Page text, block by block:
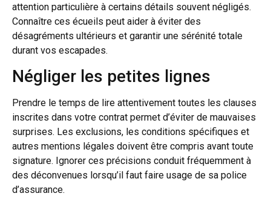
attention particulière à certains détails souvent négligés.
Connaître ces écueils peut aider à éviter des
désagréments ultérieurs et garantir une sérénité totale
durant vos escapades.
Négliger les petites lignes
Prendre le temps de lire attentivement toutes les clauses
inscrites dans votre contrat permet d’éviter de mauvaises
surprises. Les exclusions, les conditions spécifiques et
autres mentions légales doivent être compris avant toute
signature. Ignorer ces précisions conduit fréquemment à
des déconvenues lorsqu’il faut faire usage de sa police
d’assurance.